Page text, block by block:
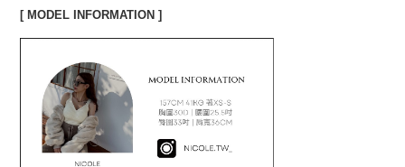
[ MODEL INFORMATION ]